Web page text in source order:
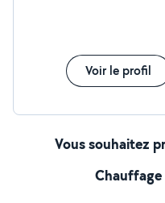
Voir le profil
Vous souhaitez